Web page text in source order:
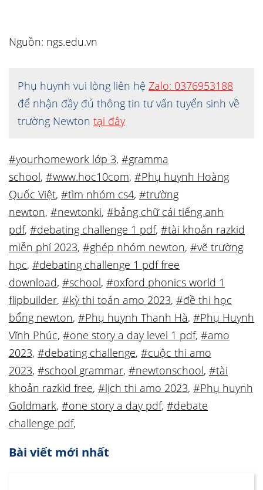
Nguồn: ngs.edu.vn
Phụ huynh vui lòng liên hệ Zalo: 0376953188
để nhận đầy đủ thông tin tư vấn tuyển sinh về
trường Newton tại đây
#yourhomework lớp 3, #gramma
school, #www.hoc10com, #Phụ huynh Hoàng
Quốc Việt, #tìm nhóm cs4, #trường
newton, #newtonki, #bảng chữ cái tiếng anh
pdf, #debating challenge 1 pdf, #tài khoản razkid
miễn phí 2023, #ghép nhóm newton, #vẽ trường
học, #debating challenge 1 pdf free
download, #school, #oxford phonics world 1
flipbuilder, #kỳ thi toán amo 2023, #đề thi học
bổng newton, #Phụ huynh Thanh Hà, #Phụ Huynh
Vĩnh Phúc, #one story a day level 1 pdf, #amo
2023, #debating challenge, #cuộc thi amo
2023, #school grammar, #newtonschool, #tài
khoản razkid free, #lịch thi amo 2023, #Phụ huynh
Goldmark, #one story a day pdf, #debate
challenge pdf,
Bài viết mới nhất